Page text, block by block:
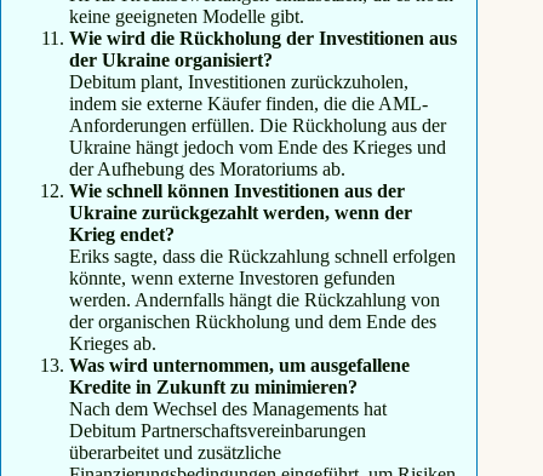
keine geeigneten Modelle gibt.
Wie wird die Rückholung der Investitionen aus
der Ukraine organisiert?
Debitum plant, Investitionen zurückzuholen,
indem sie externe Käufer finden, die die AML-
Anforderungen erfüllen. Die Rückholung aus der
Ukraine hängt jedoch vom Ende des Krieges und
der Aufhebung des Moratoriums ab.
Wie schnell können Investitionen aus der
Ukraine zurückgezahlt werden, wenn der
Krieg endet?
Eriks sagte, dass die Rückzahlung schnell erfolgen
könnte, wenn externe Investoren gefunden
werden. Andernfalls hängt die Rückzahlung von
der organischen Rückholung und dem Ende des
Krieges ab.
Was wird unternommen, um ausgefallene
Kredite in Zukunft zu minimieren?
Nach dem Wechsel des Managements hat
Debitum Partnerschaftsvereinbarungen
überarbeitet und zusätzliche